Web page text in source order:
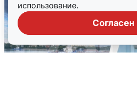
использование.
Согласен